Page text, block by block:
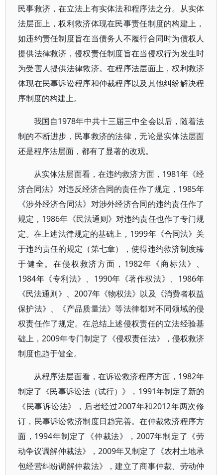
民事救济，在立法上有实体法和程序法之分。从实体
法层面上，权利救济体现在民事责任制度的构建上，
如违约责任制度旨在当债务人不履行合同时为债权人
提供法律救济，侵权责任制度旨在当侵权行为发生时
为受害人提供法律救济。在程序法层面上，权利救济
体现在民事诉讼程序和仲裁程序以及其他纠纷解决程
序制度的构建上。
我国自1978年中共十三届三中全会以后，随着法
制的不断进步，民事救济的法律，无论是实体法层面
还是程序法层面，都有了显著的改观。
从实体法层面看，在违约救济方面，1981年《经
济合同法》对违反经济合同的责任作了规定，1985年
《涉外经济合同法》对涉外经济合同的违约责任作了
规定，1986年《民法通则》对违约责任也作了专门规
定。在上述法律规定的基础上，1999年《合同法》关
于违约责任的规定（第七章），使得违约救济制度臻
于健全。在侵权救济方面，1982年《商标法》、
1984年《专利法》、1990年《著作权法》、1986年
《民法通则》、2007年《物权法》以及《消费者权益
保护法》、《产品质量法》等法律都对不同领域的侵
权责任作了规定。在总结上述侵权责任的立法经验基
础上，2009年专门制定了《侵权责任法》，侵权救济
制度也趋于健全。
从程序法层面看，在诉讼救济程序方面，1982年
制定了《民事诉讼法（试行）》，1991年制定了新的
《民事诉讼法》，后者经过2007年和2012年两次修
订，民事诉讼救济制度日趋完善。在仲裁救济程序方
面，1994年制定了《仲裁法》，2007年制定了《劳
动争议调解仲裁法》，2009年又制定了《农村土地承
包经营纠纷调解仲裁法》，建立了商事仲裁、劳动仲